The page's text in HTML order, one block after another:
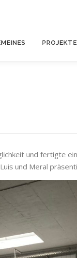
PROJEKTE
und fertigte
und Meral